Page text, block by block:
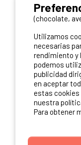
NOVEDADES
(chocolate,
Utilizamos
necesarias
rendimiento y
podemos
publicidad
en aceptar
estas cookies
nuestra
Para obtener